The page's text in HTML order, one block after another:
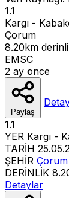
1.1
Kargı -
Çorum
8.20km
EMSC
2 ay önce
Paylaş
1.1
YER Kargı -
TARİH
ŞEHİR Çorum
DERİNLİK
Detaylar